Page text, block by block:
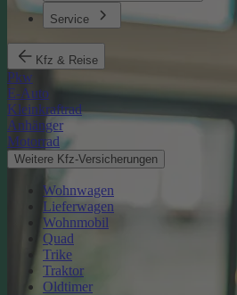
Service
Kfz & Reise
Pkw
E-Auto
Kleinkraftrad
Anhänger
Motorrad
Weitere Kfz-Versicherungen
Wohnwagen
Lieferwagen
Wohnmobil
Quad
Trike
Traktor
Oldtimer